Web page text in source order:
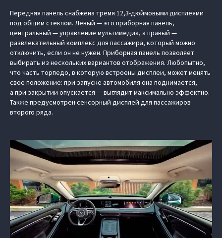
Передняя панель снабжена тремя 12,3-дюймовыми дисплеями
под общим стеклом. Левый — это приборная панель,
центральный — управление мультимедиа, а правый —
развлекательный комплекс для пассажира, который можно
отключить, если он не нужен. Приборная панель позволяет
выбирать из нескольких вариантов отображения. Любопытно,
что часть торпедо, в которую встроены дисплеи, может менять
свое положение: при запуске автомобиля она поднимается,
а при закрытии опускается — выглядит максимально эффектно.
Также предусмотрен сенсорный дисплей для пассажиров
второго ряда.